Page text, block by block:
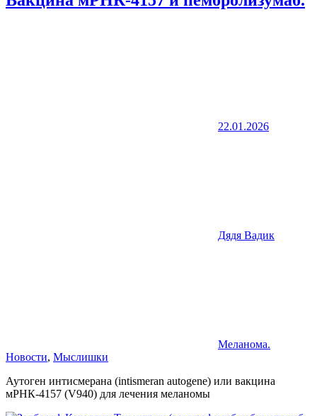
22.01.2026
Дядя Вадик
Меланома.
Новости, Мыслишки
Аутоген интисмерана (intismeran autogene) или вакцина
мРНК-4157 (V940) для лечения меланомы